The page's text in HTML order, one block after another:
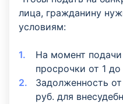
лица, гражданину
условиям:
На момент подачи
просрочки от 1
Задолженность
руб. для